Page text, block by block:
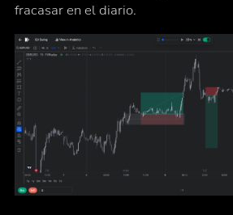
fracasar en el diario.